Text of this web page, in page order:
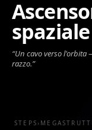
spaziale
“Un cavo verso l'orbita
razzo.”
STEPS ›